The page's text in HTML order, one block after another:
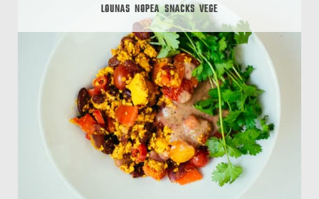
LOUNAS NOPEA SNACKS VEGE